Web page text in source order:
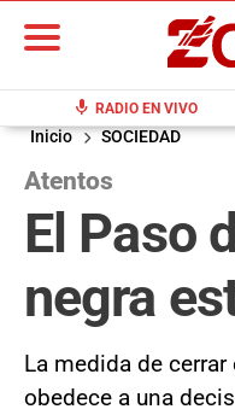
mic RADIO EN VIVO
Inicio SOCIEDAD
Atentos
El Paso
negra
La medida de
obedece a una